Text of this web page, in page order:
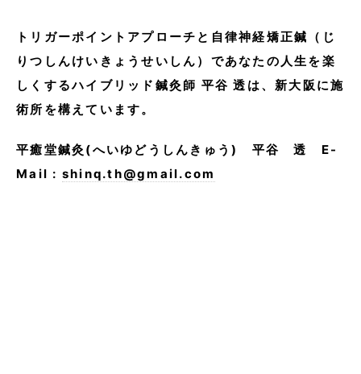
トリガーポイントアプローチと自律神経矯正鍼（じ
りつしんけいきょうせいしん）であなたの人生を楽
しくするハイブリッド鍼灸師 平谷 透は、新大阪に施
術所を構えています。
平癒堂鍼灸(へいゆどうしんきゅう)
平谷 透 E-
Mail : shinq.th@gmail.com